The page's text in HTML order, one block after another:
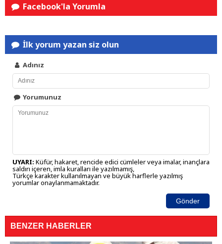
Facebook'la Yorumla
İlk yorum yazan siz olun
Adınız
Yorumunuz
UYARI: Küfür, hakaret, rencide edici cümleler veya imalar, inançlara
saldırı içeren, imla kuralları ile yazılmamış,
Türkçe karakter kullanılmayan ve büyük harflerle yazılmış
yorumlar onaylanmamaktadır.
Gönder
BENZER HABERLER